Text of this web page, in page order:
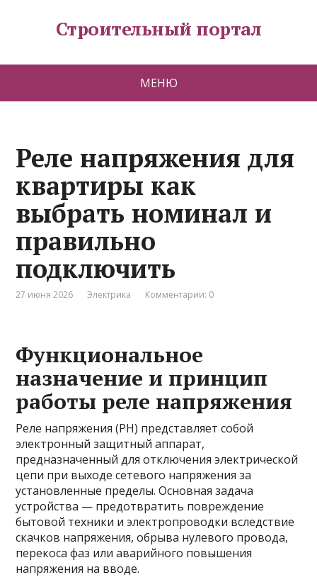
Строительный портал
МЕНЮ
Реле напряжения для
квартиры как
выбрать номинал и
правильно
подключить
27 июня 2026 Электрика Комментарии: 0
Функциональное
назначение и принцип
работы реле напряжения
Реле напряжения (РН) представляет собой
электронный защитный аппарат,
предназначенный для отключения электрической
цепи при выходе сетевого напряжения за
установленные пределы. Основная задача
устройства — предотвратить повреждение
бытовой техники и электропроводки вследствие
скачков напряжения, обрыва нулевого провода,
перекоса фаз или аварийного повышения
напряжения на вводе.